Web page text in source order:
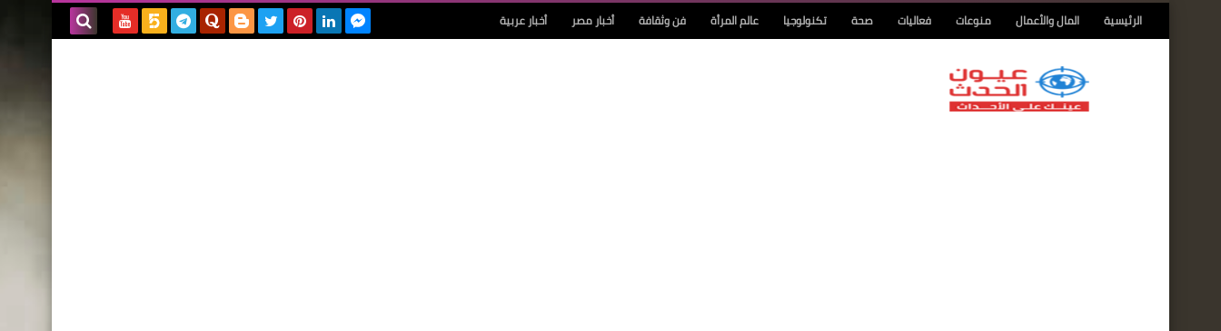
الرئيسية المال والأعمال منوعات فعاليات صحة تكنولوجيا عالم المرأة فن وثقافة أخبار مصر أخبار عربية